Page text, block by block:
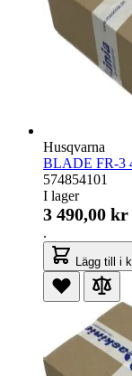
Husqvarna
BLADE FR-3
574854101
I lager
3 490,00 kr
.
Lägg till i